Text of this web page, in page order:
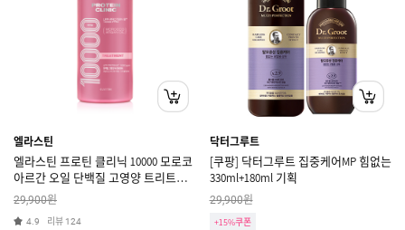
엘라스틴
엘라스틴 프로틴 클리닉 10000 모로코
아르간 오일 단백질 고영양 트리트먼
트 피치블로썸향 1000ml
29,900원
4.9 리뷰 124
닥터그루트
[쿠팡] 닥터그루트 집중케어MP 힘없는
330ml+180ml 기획
29,900원
+15%쿠폰